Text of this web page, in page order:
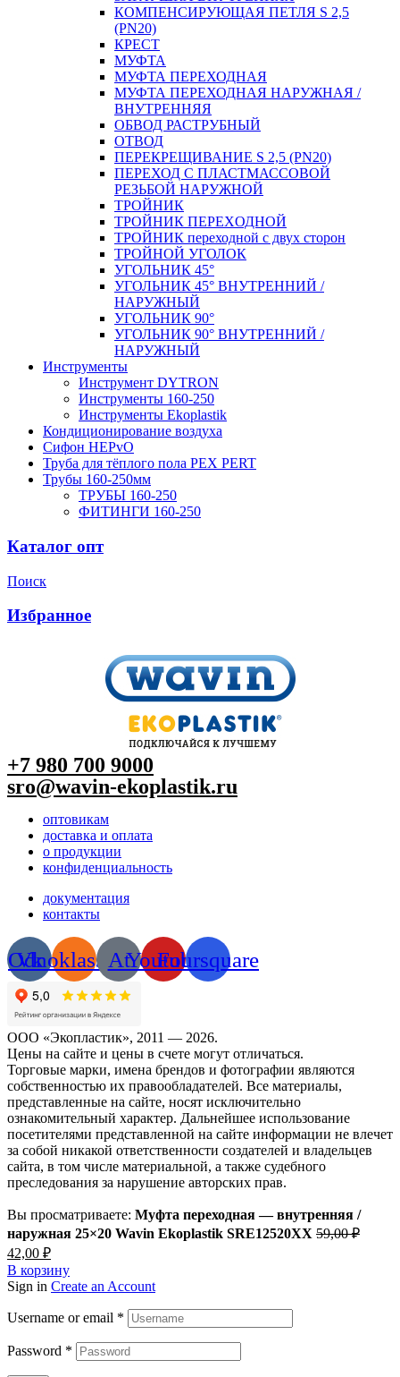
КОМПЕНСИРУЮЩАЯ ПЕТЛЯ S 2,5
(PN20)
КРЕСТ
МУФТА
МУФТА ПЕРЕХОДНАЯ
МУФТА ПЕРЕХОДНАЯ НАРУЖНАЯ /
ВНУТРЕННЯЯ
ОБВОД РАСТРУБНЫЙ
ОТВОД
ПЕРЕКРЕЩИВАНИЕ S 2,5 (PN20)
ПЕРЕХОД С ПЛАСТМАССОВОЙ
РЕЗЬБОЙ НАРУЖНОЙ
ТРОЙНИК
ТРОЙНИК ПЕРЕXОДНОЙ
ТРОЙНИК переходной с двух сторон
ТРОЙНОЙ УГОЛОК
УГОЛЬНИК 45°
УГОЛЬНИК 45° ВНУТРЕННИЙ /
НАРУЖНЫЙ
УГОЛЬНИК 90°
УГОЛЬНИК 90° ВНУТРЕННИЙ /
НАРУЖНЫЙ
Инструменты
Инструмент DYTRON
Инструменты 160-250
Инструменты Ekoplastik
Кондиционирование воздуха
Сифон HEPvO
Труба для тёплого пола PEX PERT
Трубы 160-250мм
ТРУБЫ 160-250
ФИТИНГИ 160-250
Каталог опт
Поиск
Избранное
+7 980 700 9000
sro@wavin-ekoplastik.ru
оптовикам
доставка и оплата
о продукции
конфиденциальность
документация
контакты
Vk
Odnoklassniki
AtYoutube
Foursquare
ООО «Экопластик», 2011 — 2026.
Цены на сайте и цены в счете могут отличаться.
Торговые марки, имена брендов и фотографии являются
собственностью их правообладателей. Все материалы,
представленные на сайте, носят исключительно
ознакомительный характер. Дальнейшее использование
посетителями представленной на сайте информации не влечет
за собой никакой ответственности создателей и владельцев
сайта, в том числе материальной, а также судебного
преследования за нарушение авторских прав.
Вы просматриваете: Муфта переходная — внутренняя /
наружная 25×20 Wavin Ekoplastik SRE12520XX 59,00₽
Первоначальная
цена
составляла
42,00 ₽Текущая
цена:
42,00 ₽.
В корзину
Sign in Create an Account
Username or email *
Password *